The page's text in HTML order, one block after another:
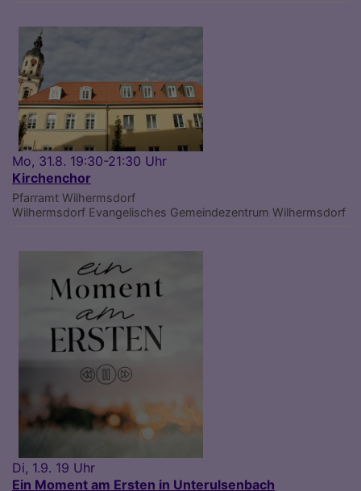
Mo, 31.8. 19:30-21:30 Uhr
Kirchenchor
Pfarramt Wilhermsdorf
Wilhermsdorf Evangelisches Gemeindezentrum Wilhermsdorf
Di, 1.9. 19 Uhr
Ein Moment am Ersten in Unterulsenbach